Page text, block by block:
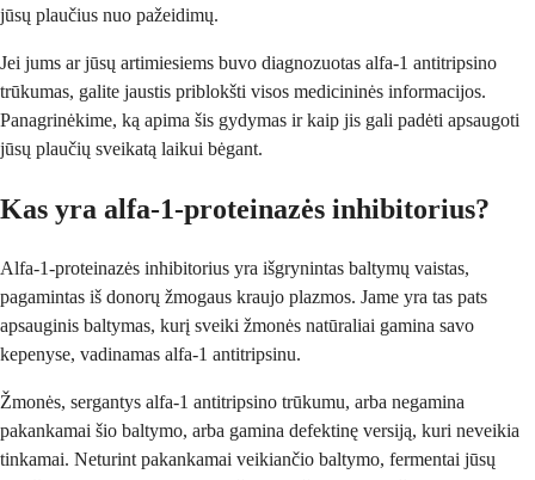
jūsų plaučius nuo pažeidimų.
Jei jums ar jūsų artimiesiems buvo diagnozuotas alfa-1 antitripsino
trūkumas, galite jaustis priblokšti visos medicininės informacijos.
Panagrinėkime, ką apima šis gydymas ir kaip jis gali padėti apsaugoti
jūsų plaučių sveikatą laikui bėgant.
Kas yra alfa-1-proteinazės inhibitorius?
Alfa-1-proteinazės inhibitorius yra išgrynintas baltymų vaistas,
pagamintas iš donorų žmogaus kraujo plazmos. Jame yra tas pats
apsauginis baltymas, kurį sveiki žmonės natūraliai gamina savo
kepenyse, vadinamas alfa-1 antitripsinu.
Žmonės, sergantys alfa-1 antitripsino trūkumu, arba negamina
pakankamai šio baltymo, arba gamina defektinę versiją, kuri neveikia
tinkamai. Neturint pakankamai veikiančio baltymo, fermentai jūsų